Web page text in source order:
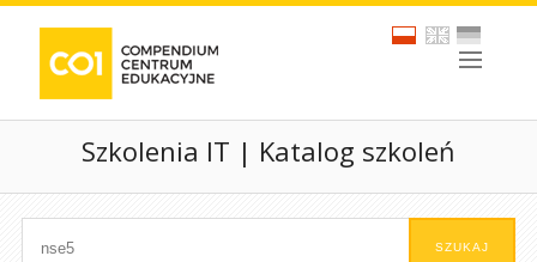
Szkolenia IT | Katalog szkoleń